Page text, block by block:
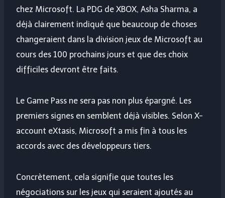
chez Microsoft. La PDG de XBOX, Asha Sharma, a
déjà clairement indiqué que beaucoup de choses
changeraient dans la division jeux de Microsoft au
cours des 100 prochains jours et que des choix
difficiles devront être faits.
Le Game Pass ne sera pas non plus épargné. Les
premiers signes en semblent déjà visibles. Selon X-
account eXtasis, Microsoft a mis fin à tous les
accords avec des développeurs tiers.
Concrètement, cela signifie que toutes les
négociations sur les jeux qui seraient ajoutés au